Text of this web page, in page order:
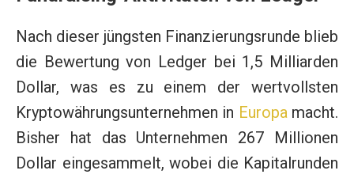
Nach dieser jüngsten Finanzierungsrunde blieb
die Bewertung von Ledger bei 1,5 Milliarden
Dollar, was es zu einem der wertvollsten
Kryptowährungsunternehmen in Europamacht.
Bisher hat das Unternehmen 267 Millionen
Dollar eingesammelt, wobei die Kapitalrunden